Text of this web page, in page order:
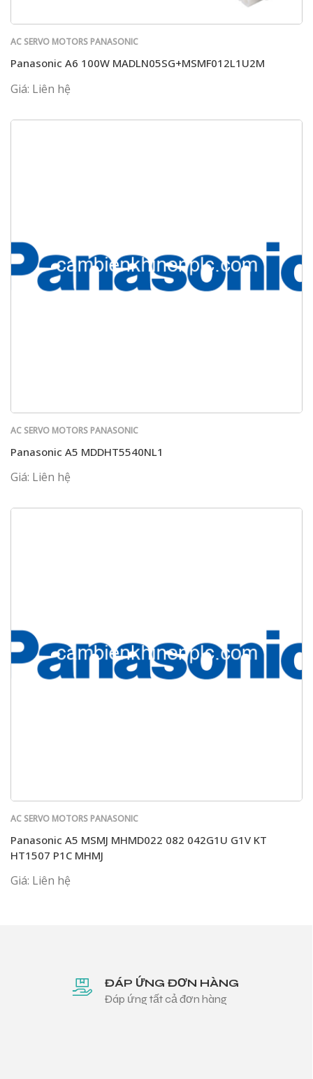
AC SERVO MOTORS PANASONIC
Panasonic A6 100W MADLN05SG+MSMF012L1U2M
Giá: Liên hệ
AC SERVO MOTORS PANASONIC
Panasonic A5 MDDHT5540NL1
Giá: Liên hệ
AC SERVO MOTORS PANASONIC
Panasonic A5 MSMJ MHMD022 082 042G1U G1V KT
HT1507 P1C MHMJ
Giá: Liên hệ
ĐÁP ỨNG ĐƠN HÀNG
Đáp ứng tất cả đơn hàng